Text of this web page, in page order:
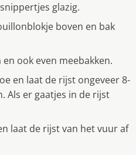
glazig.
boven en bak
ook even meebakken.
en laat de rĳst ongeveer 8-
Als er gaatjes in de rĳst
laat de rĳst van het vuur af